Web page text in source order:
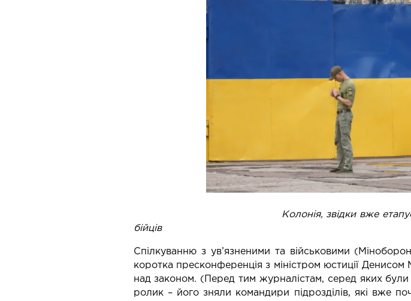
Колонія, звідки вже етапується перша,
бійців
Спілкуванню з ув’язненими та військовими
коротка пресконференція з міністром юстиції
над законом. (Перед тим журналістам, серед яких
ролик – його зняли командири підрозділів, які вже